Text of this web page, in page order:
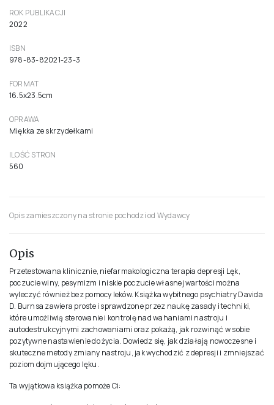
Feeling Good. The New Mood Therapy
Burns David D.
Filipowski Robert
Zysk i S-ka
WYDANIE
III
2022
ISBN
978-83-82021-23-3
FORMAT
16.5x23.5cm
OPRAWA
Miękka ze skrzydełkami
ILOŚĆ STRON
560
Opis zamieszczony na stronie pochodzi od Wydawcy